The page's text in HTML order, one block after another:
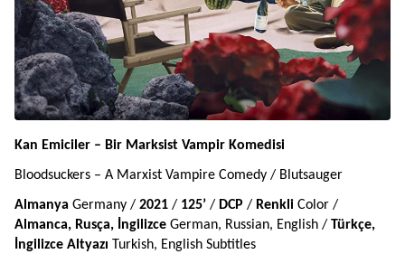
Kan Emiciler – Bir Marksist Vampir Komedisi
Bloodsuckers – A Marxist Vampire Comedy / Blutsauger
Almanya Germany / 2021 / 125’ / DCP / Renkli
Almanca, Rusça, İngilizce German, Russian, English / Türkçe,
İngilizce Altyazı Turkish, English Subtitles